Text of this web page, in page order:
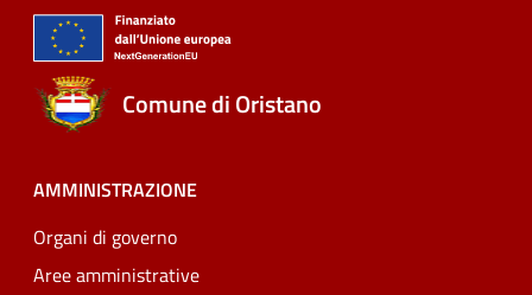
Comune di Oristano
AMMINISTRAZIONE
Organi di governo
Aree amministrative